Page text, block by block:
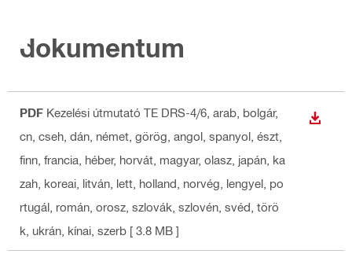
dokumentum
PDF Kezelési útmutató TE DRS-4/6 , arab, bolgár,
cn, cseh, dán, német, görög, angol, spanyol, észt,
finn, francia, héber, horvát, magyar, olasz, japán, ka
zah, koreai, litván, lett, holland, norvég, lengyel, po
rtugál, román, orosz, szlovák, szlovén, svéd, törö
k, ukrán, kínai, szerb [ 3.8 MB ]